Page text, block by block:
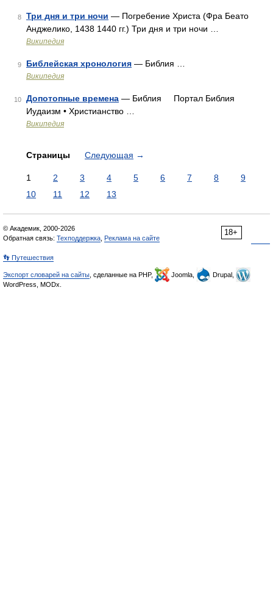
8 Три дня и три ночи — Погребение Христа (Фра Беато
Анджелико, 1438 1440 гг.) Три дня и три ночи …
Википедия
9 Библейская хронология — Библия …
Википедия
10 Допотопные времена — Библия Портал Библия
Иудаизм • Христианство …
Википедия
Страницы Следующая →
1 2 3 4 5 6 7 8
9
10
11 12 13
18+
© Академик, 2000-2026
Обратная связь: Техподдержка Реклама на сайте
👣 Путешествия
Экспорт словарей на сайты , сделанные на PHP, Joomla,
Drupal,
WordPress, MODx.